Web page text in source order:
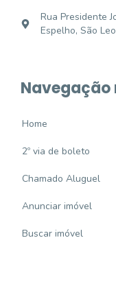
Rua Presidente
Espelho, São
Navegação
Home
2º via de boleto
Chamado Aluguel
Anunciar imóvel
Buscar imóvel